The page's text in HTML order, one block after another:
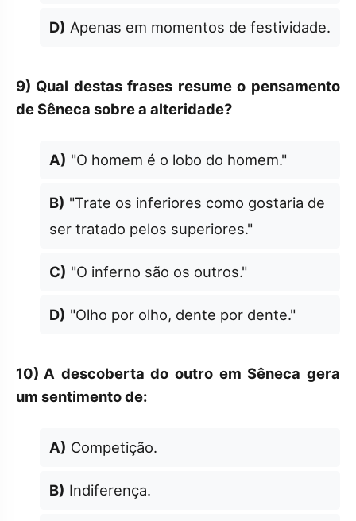
D) Apenas em momentos de festividade.
9) Qual destas frases resume o pensamento
de Sêneca sobre a alteridade?
A) "O homem é o lobo do homem."
B) "Trate os inferiores como gostaria de
ser tratado pelos superiores."
C) "O inferno são os outros."
D) "Olho por olho, dente por dente."
10) A descoberta do outro em Sêneca gera
um sentimento de:
A) Competição.
B) Indiferença.